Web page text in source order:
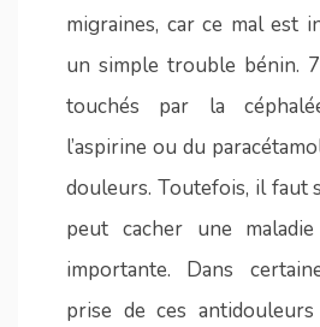
migraines, car ce mal est
un simple trouble bénin.
touchés par la
l’aspirine ou du
douleurs. Toutefois, il faut
peut cacher une
importante. Dans
prise de ces